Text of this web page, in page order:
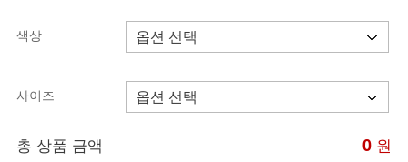
색상
사이즈
총 상품 금액 0 원